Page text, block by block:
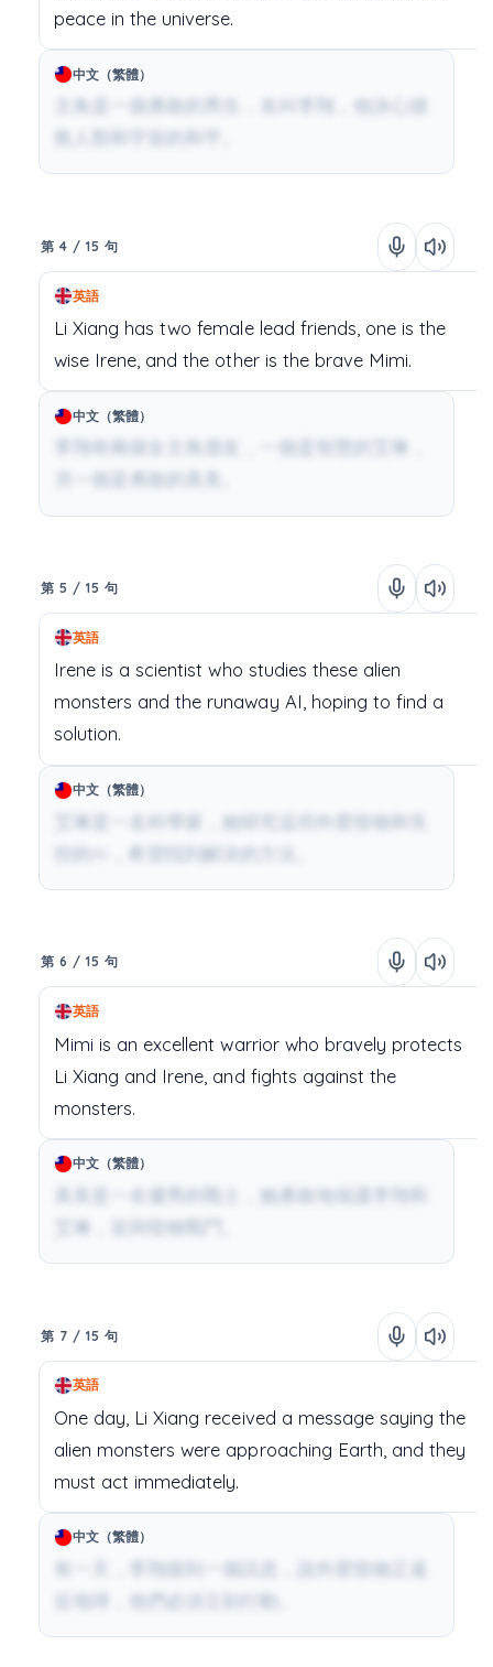
peace in the universe.
中文（繁體）
主角是一個勇敢的男生，名叫李翔，他決心拯
第 4 / 15 句
英語
Li Xiang has two female lead friends, one is the
wise Irene, and the other is the brave Mimi.
中文（繁體）
李翔有兩個女主角朋友，一個是智慧的艾琳，
第 5 / 15 句
英語
Irene is a scientistwho studies these alien
monsters and the runaway AI, hoping to find a
solution.
中文（繁體）
艾琳是一名科學家，她研究這些外星怪物和失
控的AI，希望找到解決的方法。
第 6 / 15 句
英語
Mimi is an excellent warrior who bravely protects
Li Xiang and Irene, and fights against the
monsters.
中文（繁體）
美美是一名優秀的戰士，她勇敢地保護李翔和
艾琳，並與怪物戰鬥。
第 7 / 15 句
英語
One day, Li Xiang received a message saying the
alien monsters were approaching Earth, and they
must act immediately.
中文（繁體）
有一天，李翔接到一個訊息，說外星怪物正逼
近地球，他們必須立刻行動。